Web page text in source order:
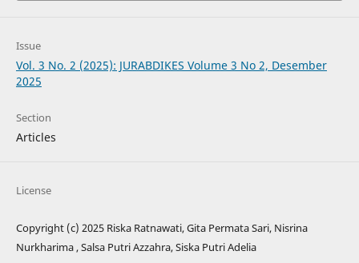
Issue
Vol. 3 No. 2 (2025): JURABDIKES Volume 3 No 2, Desember
2025
Section
Articles
License
Copyright (c) 2025 Riska Ratnawati, Gita Permata Sari, Nisrina
Nurkharima , Salsa Putri Azzahra, Siska Putri Adelia